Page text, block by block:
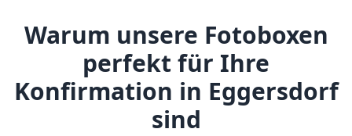
Warum unsere Fotoboxen
perfekt für Ihre
Konfirmation in Eggersdorf
sind